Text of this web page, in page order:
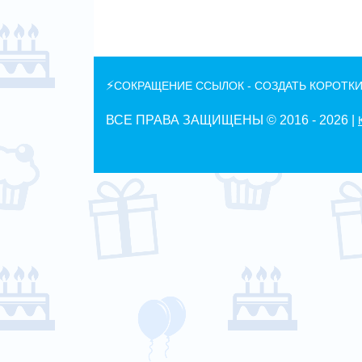
⚡СОКРАЩЕНИЕ ССЫЛОК - СОЗДАТЬ
ВСЕ ПРАВА ЗАЩИЩЕНЫ © 2016 - 2026 |